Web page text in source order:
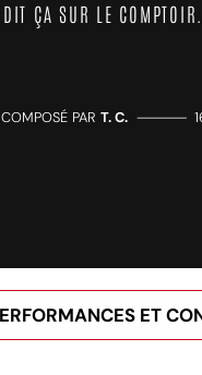
DIT ÇA SUR LE COMPTOIR.
COMPOSÉ PAR T. C. —————